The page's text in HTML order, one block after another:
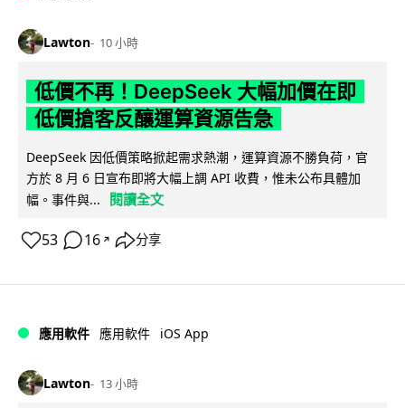
Lawton 10 小時
低價不再！DeepSeek 大幅加價在即
低價搶客反釀運算資源告急
DeepSeek 因低價策略掀起需求熱潮，運算資源不勝負荷，官
方於 8 月 6 日宣布即將大幅上調 API 收費，惟未公布具體加
幅。事件與...
閱讀全文
53 16 ↗ 分享
應用軟件 應用軟件 iOS App
Lawton 13 小時